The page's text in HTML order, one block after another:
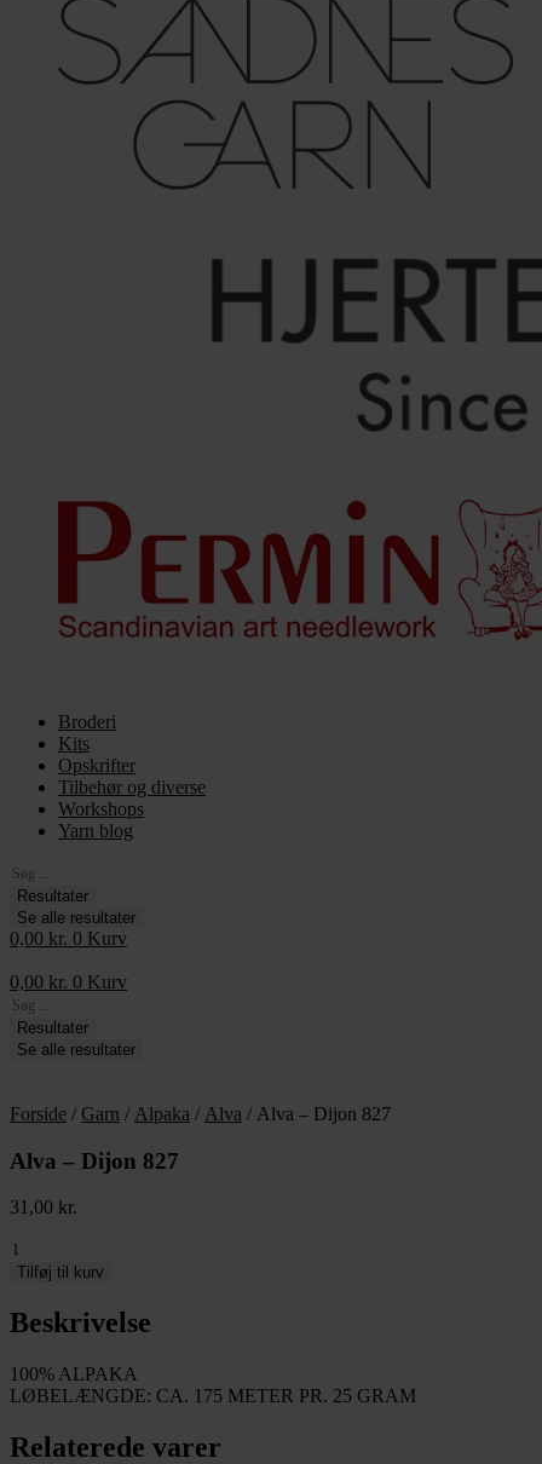
Broderi
Kits
Opskrifter
Tilbehør og diverse
Workshops
Yarn blog
Search
...Resultater
Se alle resultater
0,00 kr. 0 Kurv
0,00 kr. 0 Kurv
Search
...Resultater
Se alle resultater
Forside / Garn / Alpaka / Alva / Alva – Dijon 827
Alva – Dijon 827
31,00 kr.
Alva
827
antal
Tilføj til kurv
Beskrivelse
100% ALPAKA
LØBELÆNGDE: CA. 175 METER PR. 25 GRAM
Relaterede varer